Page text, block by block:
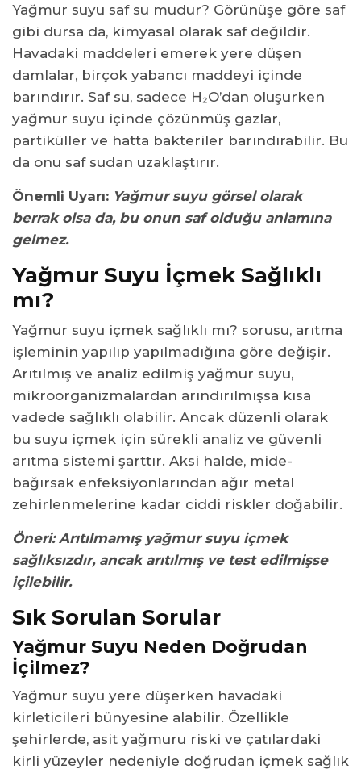
Yağmur suyu saf su mudur? Görünüşe göre saf
gibi dursa da, kimyasal olarak saf değildir.
Havadaki maddeleri emerek yere düşen
damlalar, birçok yabancı maddeyi içinde
barındırır. Saf su, sadece H₂O’dan oluşurken
yağmur suyu içinde çözünmüş gazlar,
partiküller ve hatta bakteriler barındırabilir. Bu
da onu saf sudan uzaklaştırır.
Önemli Uyarı: Yağmur suyu görsel olarak
berrak olsa da, bu onun saf olduğu anlamına
gelmez.
Yağmur Suyu İçmek Sağlıklı
mı?
Yağmur suyu içmek sağlıklı mı? sorusu, arıtma
işleminin yapılıp yapılmadığına göre değişir.
Arıtılmış ve analiz edilmiş yağmur suyu,
mikroorganizmalardan arındırılmışsa kısa
vadede sağlıklı olabilir. Ancak düzenli olarak
bu suyu içmek için sürekli analiz ve güvenli
arıtma sistemi şarttır. Aksi halde, mide-
bağırsak enfeksiyonlarından ağır metal
zehirlenmelerine kadar ciddi riskler doğabilir.
Öneri: Arıtılmamış yağmur suyu içmek
sağlıksızdır, ancak arıtılmış ve test edilmişse
içilebilir.
Sık Sorulan Sorular
Yağmur Suyu Neden Doğrudan
İçilmez?
Yağmur suyu yere düşerken havadaki
kirleticileri bünyesine alabilir. Özellikle
şehirlerde, asit yağmuru riski ve çatılardaki
kirli yüzeyler nedeniyle doğrudan içmek sağlık